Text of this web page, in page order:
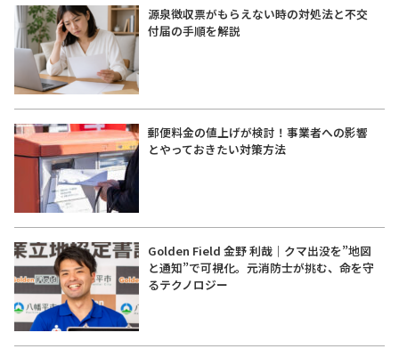
源泉徴収票がもらえない時の対処法と不交
付届の手順を解説
郵便料金の値上げが検討！事業者への影響
とやっておきたい対策方法
Golden Field 金野 利哉｜クマ出没を”地図
と通知”で可視化。元消防士が挑む、命を守
るテクノロジー